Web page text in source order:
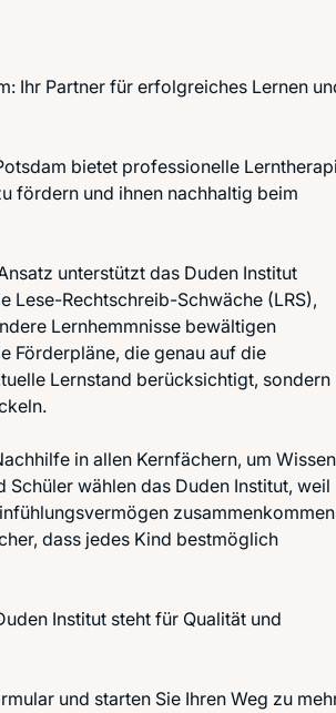
Ihr Partner für erfolgreiches Lernen
bietet professionelle
fördern und ihnen nachhaltig beim
unterstützt das Duden Institut
Lese-Rechtschreib-Schwäche (LRS),
Lernhemmnisse bewältigen
Förderpläne, die genau auf die
Lernstand berücksichtigt, sondern
in allen Kernfächern, um Wissen
wählen das Duden Institut, weil
dass jedes Kind bestmöglich
Institut steht für Qualität und
und starten Sie Ihren Weg zu